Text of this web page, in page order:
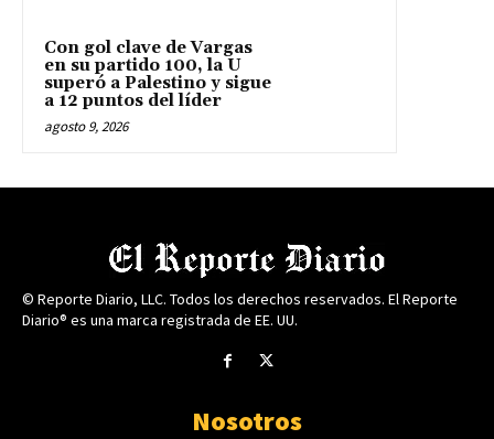
Con gol clave de Vargas
en su partido 100, la U
superó a Palestino y sigue
a 12 puntos del líder
agosto 9, 2026
© Reporte Diario, LLC. Todos los derechos reservados. El Reporte
Diario® es una marca registrada de EE. UU.
Nosotros